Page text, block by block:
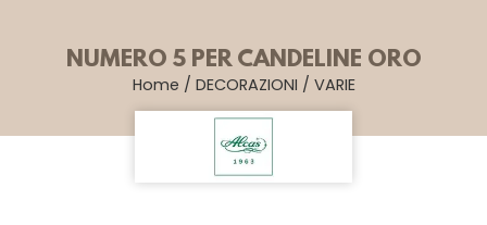
NUMERO 5 PER CANDELINE ORO
Home / DECORAZIONI / VARIE